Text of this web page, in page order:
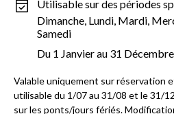
Utilisable sur des périodes
Dimanche, Lundi, Mardi,
Samedi
Du 1 Janvier au 31 Décembre
Valable uniquement sur réservation
utilisable du 1/07 au 31/08 et le 31/
sur les ponts/jours fériés.